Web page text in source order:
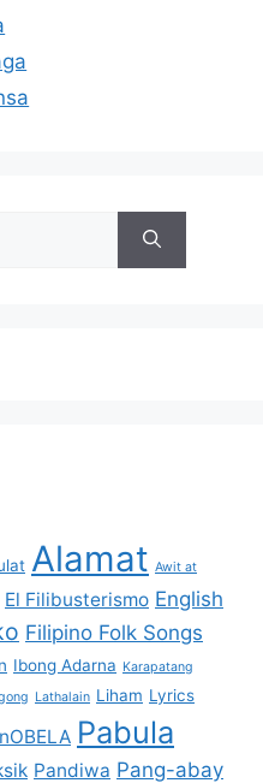
Alamat Awit at
El Filibusterismo English
Filipino Folk Songs
Ibong Adarna Karapatang
Lathalain Liham Lyrics
nOBELA Pabula
Pandiwa Pang-abay